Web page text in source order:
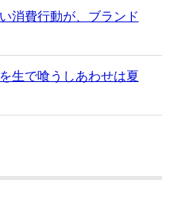
消費行動が、ブランド
生で喰うしあわせは夏